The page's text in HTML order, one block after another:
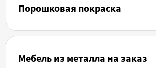
Порошковая покраска
Мебель из металла на заказ